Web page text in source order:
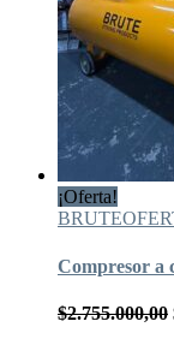
¡Oferta!
BRUTE
Compresor a
$2.755.000,00